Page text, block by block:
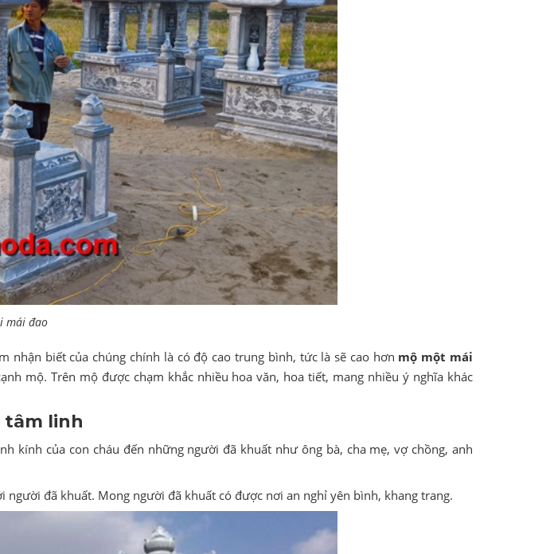
mái đao
nhận biết của chúng chính là có độ cao trung bình, tức là sẽ cao hơn mộ một mái
mộ. Trên mộ được chạm khắc nhiều hoa văn, hoa tiết, mang nhiều ý nghĩa khác
tâm linh
kính của con cháu đến những người đã khuất như ông bà, cha mẹ, vợ chồng, anh
đã khuất. Mong người đã khuất có được nơi an nghỉ yên bình, khang trang.